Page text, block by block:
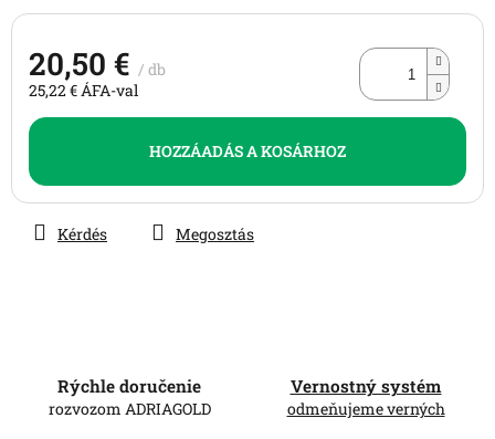
20,50 € / db
25,22 € ÁFA-val
Egységár:
HOZZÁADÁS A KOSÁRHOZ
Kérdés Megosztás
Rýchle doručenie
rozvozom ADRIAGOLD
Vernostný systém
odmeňujeme verných